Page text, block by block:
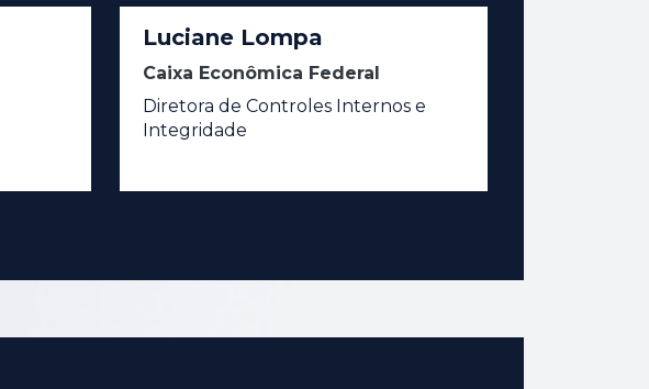
Luciane Lompa
Caixa Econômica Federal
Diretora de Controles Internos e
Integridade